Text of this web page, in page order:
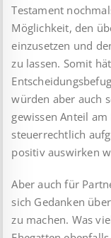
Testament
Möglichkeit, den
einzusetzen und
zu lassen. Somit
würden aber auch
gewissen Anteil
steuerrechtlich
positiv auswirken
Aber auch für
sich Gedanken
zu machen. Was